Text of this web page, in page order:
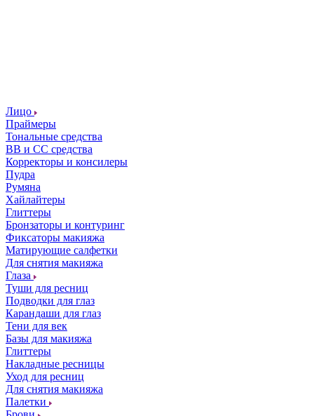
Лицо
Праймеры
Тональные средства
ВВ и СС средства
Корректоры и консилеры
Пудра
Румяна
Хайлайтеры
Глиттеры
Бронзаторы и контуринг
Фиксаторы макияжа
Матирующие салфетки
Для снятия макияжа
Глаза
Туши для ресниц
Подводки для глаз
Карандаши для глаз
Тени для век
Базы для макияжа
Глиттеры
Накладные ресницы
Уход для ресниц
Для снятия макияжа
Палетки